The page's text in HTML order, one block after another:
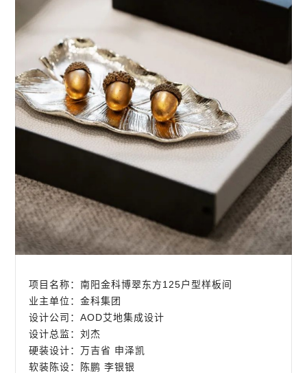
项目名称：南阳金科博翠东方125户型样板间
业主单位：金科集团
设计公司：AOD艾地集成设计
设计总监：刘杰
硬装设计：万吉省 申泽凯
软装陈设：陈鹏 李银银